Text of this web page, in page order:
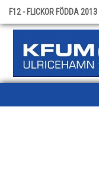
F12 - FLICKOR FÖDDA